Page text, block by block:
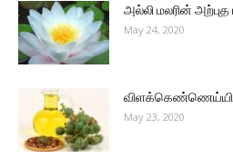
அல்லி மலரின்
May 24, 2020
May 23, 2020